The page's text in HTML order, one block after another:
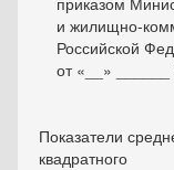
и жилищно-
Российской
от «__» ______
Показатели
квадратного